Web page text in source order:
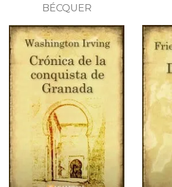
BÉCQUER